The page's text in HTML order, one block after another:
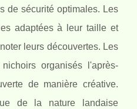
de sécurité optimales. Les
adaptées à leur taille et
leurs découvertes. Les
organisés l'après-
de manière créative.
de la nature landaise